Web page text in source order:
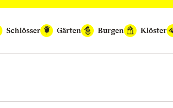
Schlösser
Gärten Burgen Klöster